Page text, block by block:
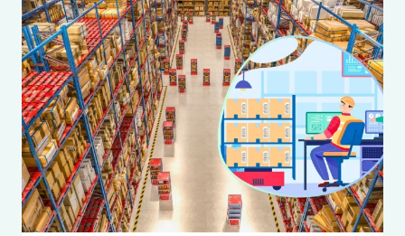
PALETES
COM
A
TECNOLOGIA
RFID